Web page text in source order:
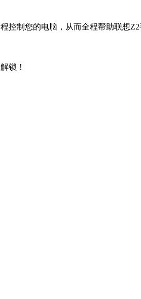
控制您的电脑，从而全程帮助联想
锁！